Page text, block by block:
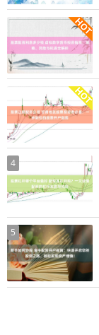
4
5